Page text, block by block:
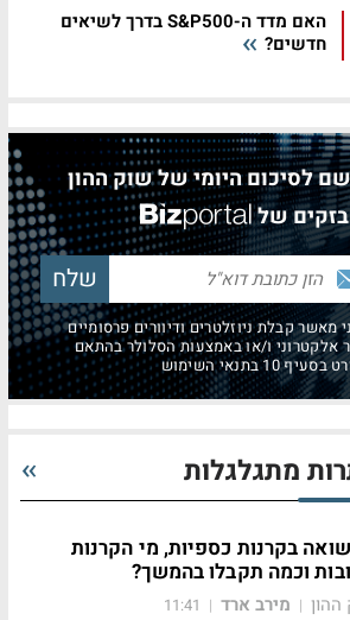
האם מדד ה-S&P500 בדרך לשיאים
חדשים?
לסיכום היומי של שוק ההון
של
מאשר קבלת ניוזלטרים ודיוורים פרסומיים
אלקטרוני ו/או באמצעות הסלולר בהתאם
10 בתנאי השימוש
מתגלגלות
בקרנות כספיות, מי הקרנות
וכמה תקבלו בהמשך?
| מירב ארד |
11:41